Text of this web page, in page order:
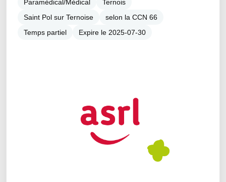
Paramédical/Médical
Ternois
Saint Pol sur Ternoise
selon la CCN 66
Temps partiel
Expire le 2025-07-30